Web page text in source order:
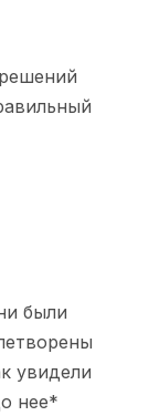
были
увидели
нее*